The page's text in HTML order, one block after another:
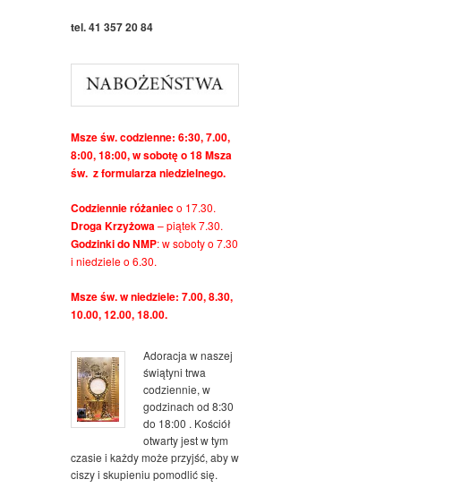
tel. 41 357 20 84
Msze św. codzienne: 6:30, 7.00,
8:00, 18:00, w sobotę o 18 Msza
św. z formularza niedzielnego.
Codziennie różanieco 17.30.
Droga Krzyżowa– piątek 7.30.
Godzinki do NMP: w soboty o 7.30
i niedziele o 6.30.
Msze św. w niedziele: 7.00, 8.30,
10.00, 12.00, 18.00.
Adoracja w naszej
świątyni trwa
codziennie, w
godzinach od 8:30
do 18:00 . Kościół
otwarty jest w tym
czasie i każdy może przyjść, aby w
ciszy i skupieniu pomodlić się.